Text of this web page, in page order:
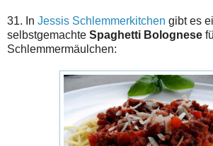
31. In Jessis Schlemmerkitchen gibt es
selbstgemachte Spaghetti Bolognese
Schlemmermäulchen: